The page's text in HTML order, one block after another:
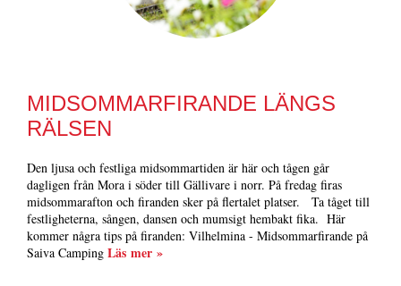
MIDSOMMARFIRANDE LÄNGS
RÄLSEN
Den ljusa och festliga midsommartiden är här och tågen går
dagligen från Mora i söder till Gällivare i norr. På fredag firas
midsommarafton och firanden sker på flertalet platser. Ta tåget till
festligheterna, sången, dansen och mumsigt hembakt fika. Här
kommer några tips på firanden: Vilhelmina - Midsommarfirande på
Saiva Camping Läs mer »